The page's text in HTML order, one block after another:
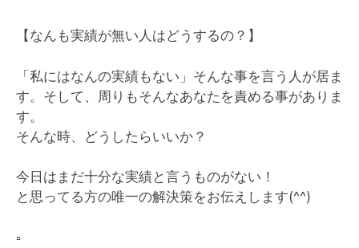
【なんも実績が無い人はどうするの？】
「私にはなんの実績もない」そんな事を言う人が居ま
す。そして、周りもそんなあなたを責める事がありま
す。
そんな時、どうしたらいいか？
今日はまだ十分な実績と言うものがない！
と思ってる方の唯一の解決策をお伝えします(^^)
▫️